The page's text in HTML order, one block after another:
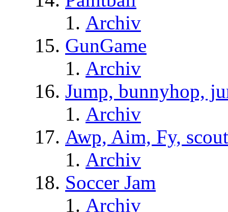
Archiv
GunGame
Archiv
Jump, bunnyhop,
Archiv
Awp, Aim, Fy,
Archiv
Soccer Jam
Archiv